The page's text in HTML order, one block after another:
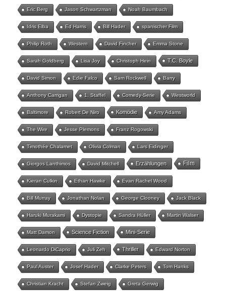
Eric Berg Jason Schwartzman Noah Baumbach
Idris Elba Ed Harris Bill Hader spanischer Film
Philip Roth Western David Fincher Emma Stone
Sarah Goldberg Lisa Joy Christoph Hein T.C. Boyle
David Simon Edie Falco Sam Rockwell Barry
Anthony Carrigan 1. Staffel Comedy-Serie Westworld
Baltimore Robert De Niro Komödie Amy Adams
The Wire Jesse Plemons Franz Rogowski
Timothée Chalamet Olivia Colman Lars Eidinger
Giorgos Lanthimos David Mitchell Erzählungen Film
Kieran Culkin Ethan Hawke Evan Rachel Wood
Bill Murray Jonathan Nolan George Clooney Jack Black
Haruki Murakami Dystopie Sandra Hüller Martin Walser
Matt Damon Science Fiction Mini-Serie
Leonardo DiCaprio Juli Zeh Thriller Edward Norton
Paul Auster Josef Hader Clarke Peters Tom Hanks
Christian Kracht Stefan Zweig Greta Gerwig